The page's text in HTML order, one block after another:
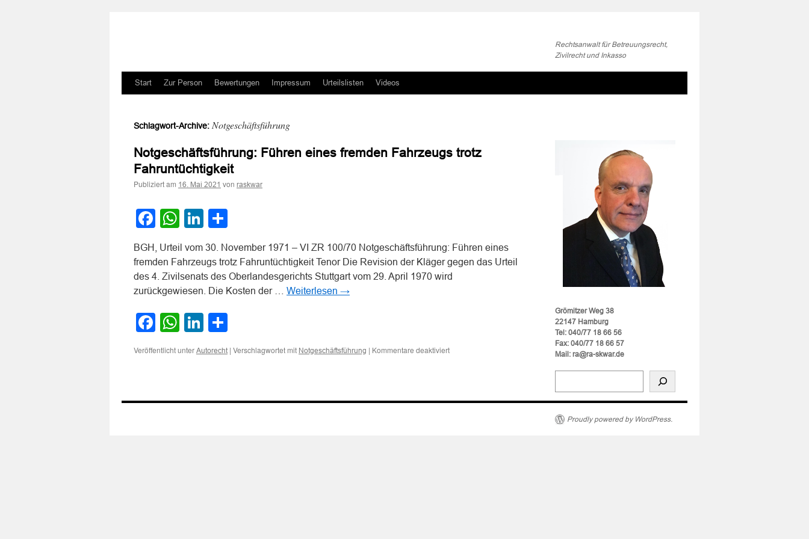
Rechtsanwalt für Betreuungsrecht,
Zivilrecht und Inkasso
Zum
springen
Start Zur Person Bewertungen Impressum Urteilslisten Videos
Schlagwort-Archive: Notgeschäftsführung
Notgeschäftsführung: Führen eines fremden Fahrzeugs trotz
Fahruntüchtigkeit
Publiziert am 16. Mai 2021 von raskwar
Facebook
WhatsApp
LinkedIn
BGH, Urteil vom 30. November 1971 – VI ZR 100/70 Notgeschäftsführung: Führen eines
fremden Fahrzeugs trotz Fahruntüchtigkeit Tenor Die Revision der Kläger gegen das Urteil
des 4. Zivilsenats des Oberlandesgerichts Stuttgart vom 29. April 1970 wird
zurückgewiesen. Die Kosten der … Weiterlesen →
Facebook
WhatsApp
LinkedIn
Veröffentlicht unter Autorecht | Verschlagwortet mit Notgeschäftsführung | Kommentare deaktiviertfür
Fahrzeugs
Grömitzer Weg 38
22147 Hamburg
Tel: 040/77 18 66 56
Fax: 040/77 18 66 57
Mail: ra@ra-skwar.de
Proudly powered by WordPress.